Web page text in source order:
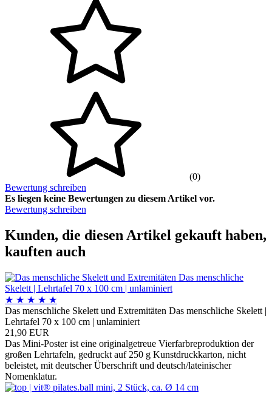
(0)
Bewertung schreiben
Es liegen keine Bewertungen zu diesem Artikel vor.
Bewertung schreiben
Kunden, die diesen Artikel gekauft haben,
kauften auch
★ ★ ★ ★ ★
Das menschliche Skelett und Extremitäten Das menschliche Skelett |
Lehrtafel 70 x 100 cm | unlaminiert
21,90 EUR
Das Mini-Poster ist eine originalgetreue Vierfarbreproduktion der
großen Lehrtafeln, gedruckt auf 250 g Kunstdruckkarton, nicht
beleistet, mit deutscher Überschrift und deutsch/lateinischer
Nomenklatur.